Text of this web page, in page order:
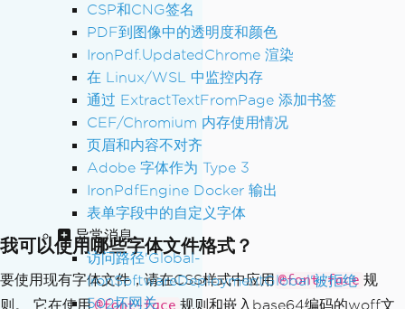
CSP和CNG签名
PDF到图像中的透明度和颜色
IronPdf.UpdatedChrome 渲染
在 Linux/WSL 中监控内存
通过 ExtractTextFromPage 添加书签
CEF/Chromium 内存使用情况
页眉和内容不对齐
Adobe 字体作为 Type 3
IronPdfEngine Docker 输出
表单字段中的自定义字体
异常消息
访问路径'Global-
IronSoftwareDeploymentGlobal'被拒绝
502坏网关
// Export the PDF
.SaveAs( "customFont.pdf" );
我可以使用哪些字体文件格式？
要使用现有字体文件，请在CSS样式中应用 @font-face 规
则。 它在使用 @font-face 规则和嵌入base64编码的woff文